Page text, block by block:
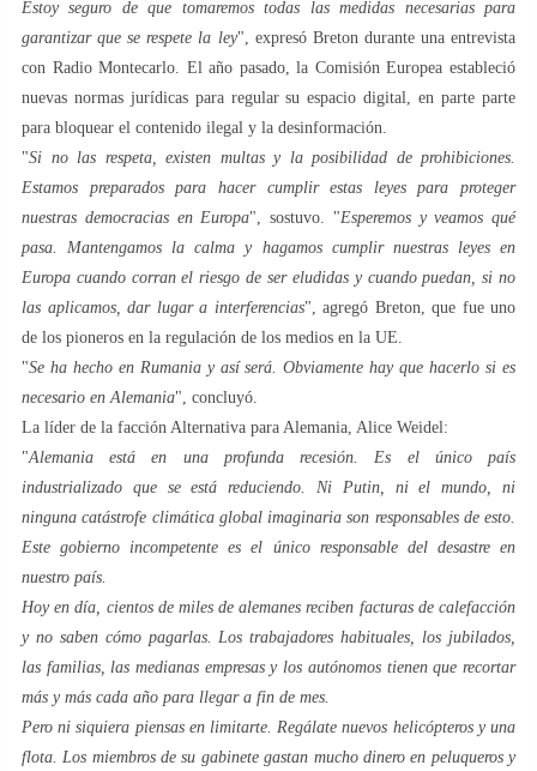
Estoy seguro de que tomaremos todas las medidas necesarias para
garantizar que se respete la ley", expresó Breton durante una entrevista
con Radio Montecarlo. El año pasado, la Comisión Europea estableció
nuevas normas jurídicas para regular su espacio digital, en parte parte
para bloquear el contenido ilegal y la desinformación.
"Si no las respeta, existen multas y la posibilidad de prohibiciones.
Estamos preparados para hacer cumplir estas leyes para proteger
nuestras democracias en Europa", sostuvo. "Esperemos y veamos qué
pasa. Mantengamos la calma y hagamos cumplir nuestras leyes en
Europa cuando corran el riesgo de ser eludidas y cuando puedan, si no
las aplicamos, dar lugar a interferencias", agregó Breton, que fue uno
de los pioneros en la regulación de los medios en la UE.
"Se ha hecho en Rumania y así será. Obviamente hay que hacerlo si es
necesario en Alemania", concluyó.
La líder de la facción Alternativa para Alemania, Alice Weidel:
"Alemania está en una profunda recesión. Es el único país
industrializado que se está reduciendo. Ni Putin, ni el mundo, ni
ninguna catástrofe climática global imaginaria son responsables de esto.
Este gobierno incompetente es el único responsable del desastre en
nuestro país.
Hoy en día, cientos de miles de alemanes reciben facturas de calefacción
y no saben cómo pagarlas. Los trabajadores habituales, los jubilados,
las familias, las medianas empresas y los autónomos tienen que recortar
más y más cada año para llegar a fin de mes.
Pero ni siquiera piensas en limitarte. Regálate nuevos helicópteros y una
flota. Los miembros de su gabinete gastan mucho dinero en peluqueros y